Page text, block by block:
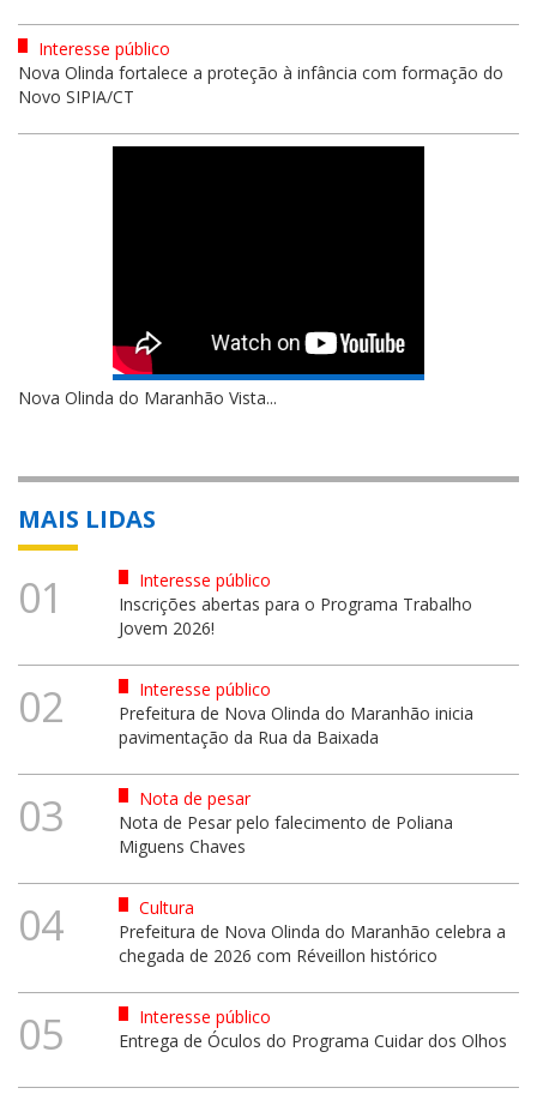
Interesse público
Nova Olinda fortalece a proteção à infância com formação do
Novo SIPIA/CT
Nova Olinda do Maranhão Vista...
MAIS LIDAS
01
Interesse público
Inscrições abertas para o Programa Trabalho
Jovem 2026!
02
Interesse público
Prefeitura de Nova Olinda do Maranhão inicia
pavimentação da Rua da Baixada
03
Nota de pesar
Nota de Pesar pelo falecimento de Poliana
Miguens Chaves
04
Cultura
Prefeitura de Nova Olinda do Maranhão celebra a
chegada de 2026 com Réveillon histórico
05
Interesse público
Entrega de Óculos do Programa Cuidar dos Olhos